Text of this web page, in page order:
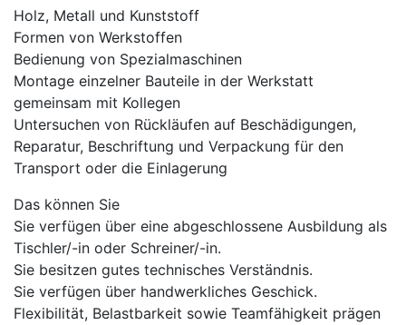
Holz, Metall und Kunststoff
Formen von Werkstoffen
Bedienung von Spezialmaschinen
Montage einzelner Bauteile in der Werkstatt
gemeinsam mit Kollegen
Untersuchen von Rückläufen auf Beschädigungen,
Reparatur, Beschriftung und Verpackung für den
Transport oder die Einlagerung
Das können Sie
Sie verfügen über eine abgeschlossene Ausbildung als
Tischler/-in oder Schreiner/-in.
Sie besitzen gutes technisches Verständnis.
Sie verfügen über handwerkliches Geschick.
Flexibilität, Belastbarkeit sowie Teamfähigkeit prägen